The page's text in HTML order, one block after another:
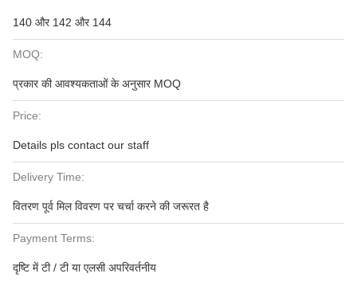
140 और 142 और 144
MOQ:
प्रकार की आवश्यकताओं के अनुसार MOQ
Price:
Details pls contact our staff
Delivery Time:
वितरण पूर्व मिल विवरण पर चर्चा करने की जरूरत है
Payment Terms:
दृष्टि में टी / टी या एलसी अपरिवर्तनीय